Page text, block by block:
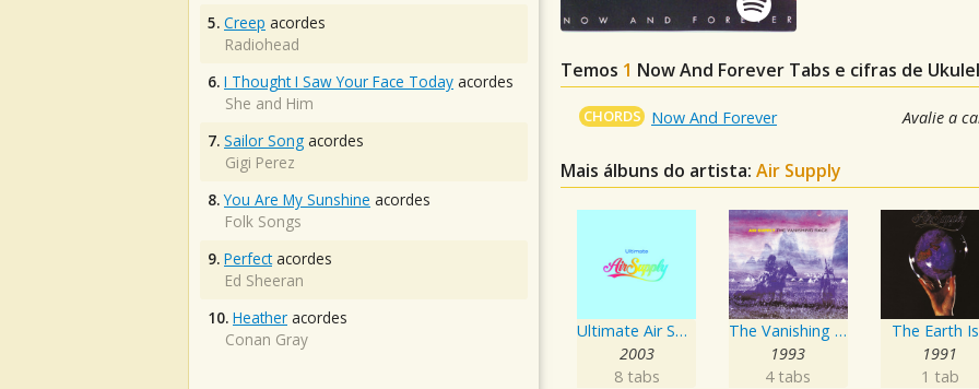
Temos 1 Now And Forever Tabs e cifras de
CHORDS Now And Forever Avalie a
Mais álbuns do artista:Air Supply
Ultimate Air Supply
2003
8 tabs
The Vanishing Race
1993
4 tabs
The Earth
1991
1 tab
5. Creep acordes
Radiohead
6. I Thought I Saw Your Face Today acordes
She and Him
7. Sailor Song acordes
Gigi Perez
8. You Are My Sunshine acordes
Folk Songs
9. Perfectacordes
Ed Sheeran
10. Heather acordes
Conan Gray